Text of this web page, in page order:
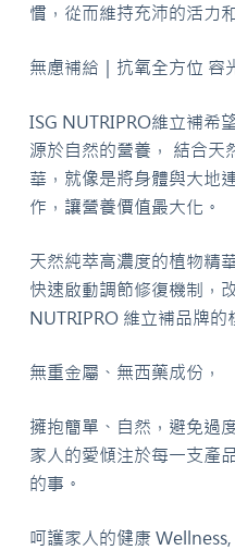
慣，從而維持充沛的活力
無慮補給｜抗氧全方位 容
ISG NUTRIPRO維立補希
源於自然的營養， 結合天
華，就像是將身體與大地
作，讓營養價值最大化。
天然純萃高濃度的植物精
快速啟動調節修復機制，
NUTRIPRO 維立補品牌的
無重金屬、無西藥成份，
擁抱簡單、自然，避免過
家人的愛傾注於每一支產
的事。
呵護家人的健康